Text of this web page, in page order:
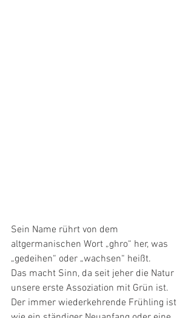
Sein Name rührt von dem
altgermanischen Wort „ghro“ her, was
„gedeihen“ oder „wachsen“ heißt.
Das macht Sinn, da seit jeher die Natur
unsere erste Assoziation mit Grün ist.
Der immer wiederkehrende Frühling ist